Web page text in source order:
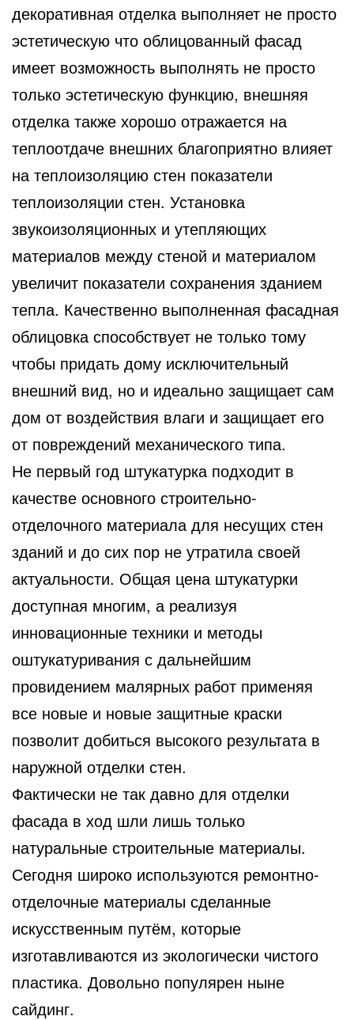
декоративная отделка выполняет не просто
эстетическую что облицованный фасад
имеет возможность выполнять не просто
только эстетическую функцию, внешняя
отделка также хорошо отражается на
теплоотдаче внешних благоприятно влияет
на теплоизоляцию стен показатели
теплоизоляции стен. Установка
звукоизоляционных и утепляющих
материалов между стеной и материалом
увеличит показатели сохранения зданием
тепла. Качественно выполненная фасадная
облицовка способствует не только тому
чтобы придать дому исключительный
внешний вид, но и идеально защищает сам
дом от воздействия влаги и защищает его
от повреждений механического типа.
Не первый год штукатурка подходит в
качестве основного строительно-
отделочного материала для несущих стен
зданий и до сих пор не утратила своей
актуальности. Общая цена штукатурки
доступная многим, а реализуя
инновационные техники и методы
оштукатуривания с дальнейшим
провидением малярных работ применяя
все новые и новые защитные краски
позволит добиться высокого результата в
наружной отделки стен.
Фактически не так давно для отделки
фасада в ход шли лишь только
натуральные строительные материалы.
Сегодня широко используются ремонтно-
отделочные материалы сделанные
искусственным путём, которые
изготавливаются из экологически чистого
пластика. Довольно популярен ныне
сайдинг.